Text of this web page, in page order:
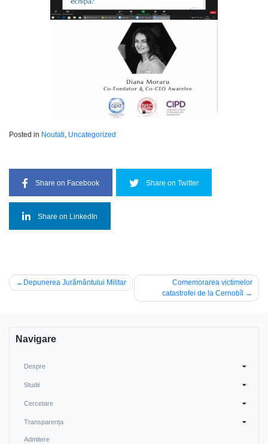
Posted in Noutati, Uncategorized
Share on Facebook Share on Twitter
Share on LinkedIn
Navigare
Depunerea Jurământului Militar
Comemorarea victimelor
catastrofei de la Cernobîl
Navigare
Despre
Studii
Cercetare
Transparența
Admitere